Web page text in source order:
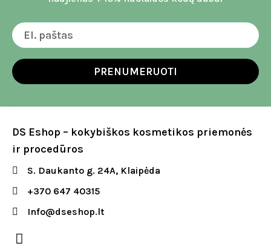
PRENUMERUOTI
DS Eshop – kokybiškos kosmetikos priemonės
ir procedūros
S. Daukanto g. 24A, Klaipėda
+370 647 40315
Info@dseshop.lt